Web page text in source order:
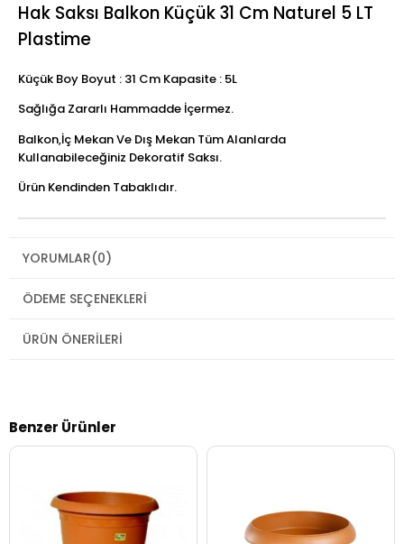
Hak Saksı Balkon Küçük 31 Cm Naturel 5 LT
Plastime
Küçük Boy Boyut : 31 Cm Kapasite : 5L
Sağlığa Zararlı Hammadde İçermez.
Balkon,İç Mekan Ve Dış Mekan Tüm Alanlarda
Kullanabileceğiniz Dekoratif Saksı.
Ürün Kendinden Tabaklıdır.
YORUMLAR(0)
ÖDEME SEÇENEKLERI
ÜRÜN ÖNERILERI
Benzer Ürünler